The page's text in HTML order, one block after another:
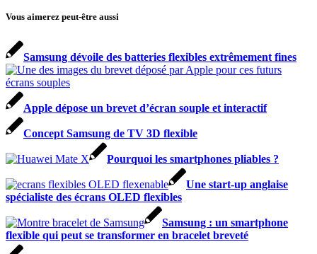
Vous aimerez peut-être aussi
Samsung dévoile des batteries flexibles extrêmement fines
Apple dépose un brevet d’écran souple et interactif
Concept Samsung de TV 3D flexible
Pourquoi les smartphones pliables ?
Une start-up anglaise
spécialiste des écrans OLED flexibles
Samsung : un smartphone
flexible qui peut se transformer en bracelet breveté